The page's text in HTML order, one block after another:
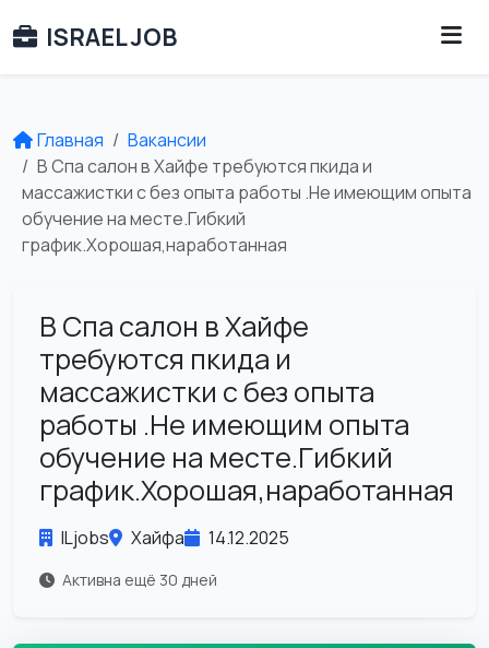
ISRAEL JOB
Главная
Вакансии
В Спа салон в Хайфе требуются пкида и
массажистки с без опыта работы .Не имеющим опыта
обучение на месте.Гибкий
график.Хорошая,наработанная
В Спа салон в Хайфе
требуются пкида и
массажистки с без опыта
работы .Не имеющим опыта
обучение на месте.Гибкий
график.Хорошая,наработанная
ILjobs Хайфа 14.12.2025
Активна ещё 30 дней